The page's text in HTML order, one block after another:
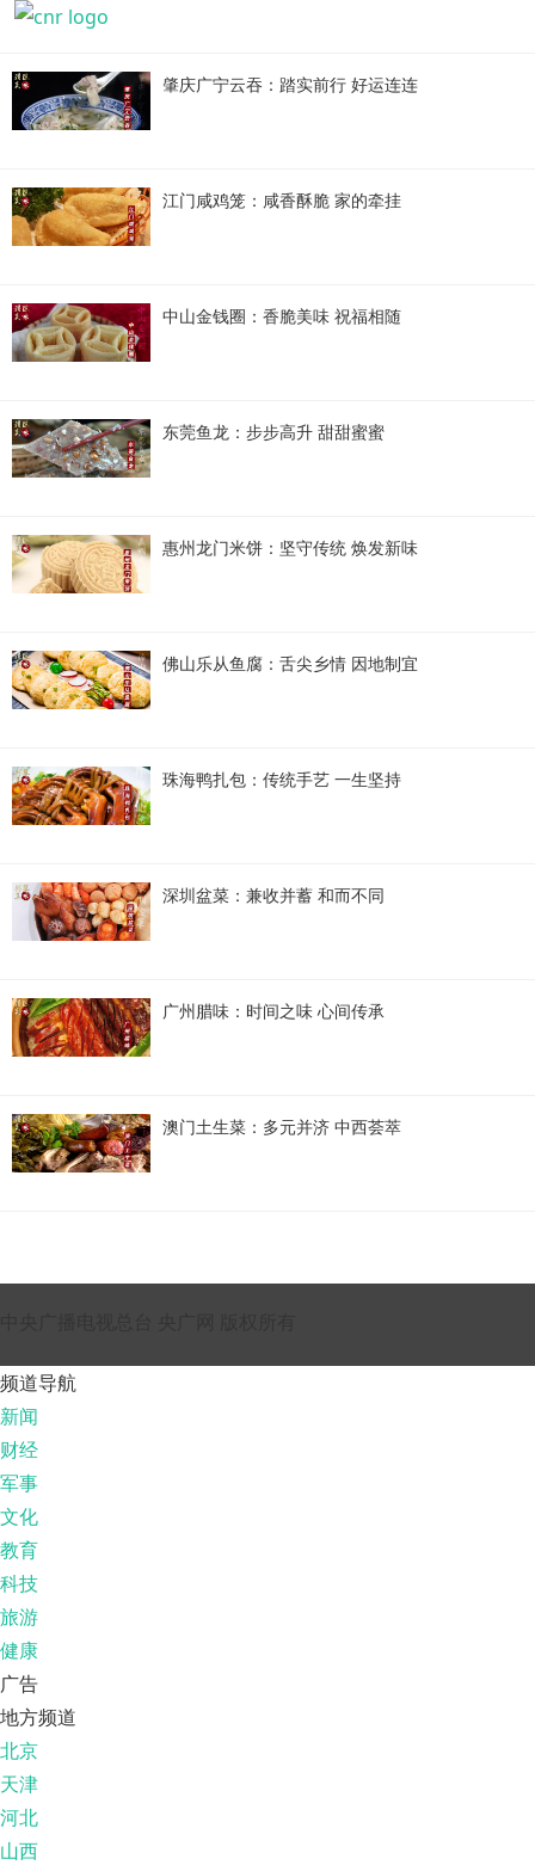
肇庆广宁云吞：踏实前行 好运连连
江门咸鸡笼：咸香酥脆 家的牵挂
中山金钱圈：香脆美味 祝福相随
东莞鱼龙：步步高升 甜甜蜜蜜
惠州龙门米饼：坚守传统 焕发新味
佛山乐从鱼腐：舌尖乡情 因地制宜
珠海鸭扎包：传统手艺 一生坚持
深圳盆菜：兼收并蓄 和而不同
广州腊味：时间之味 心间传承
澳门土生菜：多元并济 中西荟萃
频道导航
新闻
财经
军事
文化
教育
科技
旅游
健康
广告
地方频道
北京
天津
河北
山西